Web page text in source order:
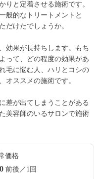
りと定着させる施術です。
般的なトリートメントと
だけたでしょうか。
効果が長持ちします。もち
って、どの程度の効果があ
毛に悩む人、ハリとコシの
オススメの施術です。
差が出てしまうことがある
美容師のいるサロンで施術
価格
前後／1回